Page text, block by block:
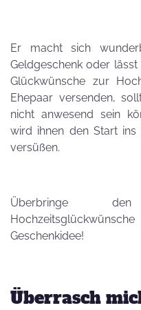
Er macht sich
Geldgeschenk oder
Glückwünsche zur
Ehepaar versenden,
nicht anwesend sein
wird ihnen den Start ins
versüßen.
Überbringe
Geschenkidee!
Überrasch